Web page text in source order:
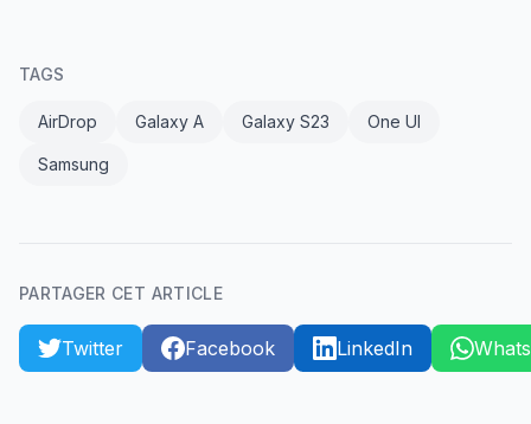
TAGS
AirDrop Galaxy A Galaxy S23 One UI
Samsung
PARTAGER CET ARTICLE
Twitter Facebook LinkedIn